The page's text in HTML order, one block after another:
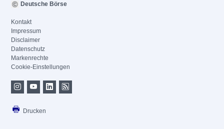
Deutsche Börse
Kontakt
Impressum
Disclaimer
Datenschutz
Markenrechte
Cookie-Einstellungen
Drucken